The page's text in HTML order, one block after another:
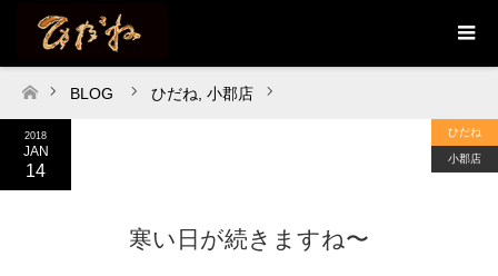
ホーム
BLOG ひだね 小郡店
2018
JAN
14
ひだね
小郡店
寒い日が続きますね〜